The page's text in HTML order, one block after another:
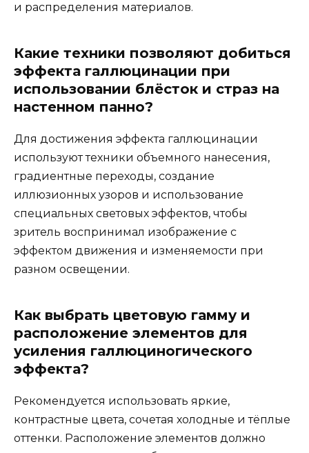
и распределения материалов.
Какие техники позволяют добиться
эффекта галлюцинации при
использовании блёсток и страз на
настенном панно?
Для достижения эффекта галлюцинации
используют техники объемного нанесения,
градиентные переходы, создание
иллюзионных узоров и использование
специальных световых эффектов, чтобы
зритель воспринимал изображение с
эффектом движения и изменяемости при
разном освещении.
Как выбрать цветовую гамму и
расположение элементов для
усиления галлюциногического
эффекта?
Рекомендуется использовать яркие,
контрастные цвета, сочетая холодные и тёплые
оттенки. Расположение элементов должно